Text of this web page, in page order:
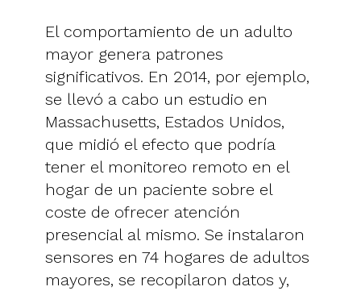
El comportamiento de un adulto
mayor genera patrones
significativos. En 2014, por ejemplo,
se llevó a cabo un estudio en
Massachusetts, Estados Unidos,
que midió el efecto que podría
tener el monitoreo remoto en el
hogar de un paciente sobre el
coste de ofrecer atención
presencial al mismo. Se instalaron
sensores en 74 hogares de adultos
mayores, se recopilaron datos y,